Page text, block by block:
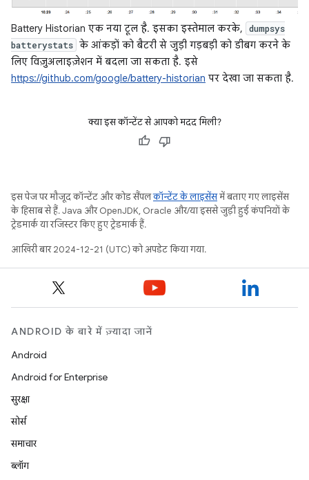
Battery Historian एक नया टूल है. इसका इस्तेमाल करके,
dumpsys
batterystats के आंकड़ों को बैटरी से जुड़ी गड़बड़ी को डीबग करने के
लिए विज़ुअलाइज़ेशन में बदला जा सकता है. इसे
https://github.com/google/battery-historian पर देखा जा सकता है.
क्या इस कॉन्टेंट से आपको मदद मिली?
इस पेज पर मौजूद कॉन्टेंट और कोड सैंपलकॉन्टेंट के लाइसेंसमें बताए गए लाइसेंस
के हिसाब से हैं. Java और OpenJDK, Oracle और/या इससे जुड़ी हुई कंपनियों के
ट्रेडमार्क या रजिस्टर किए हुए ट्रेडमार्क हैं.
आखिरी बार 2024-12-21 (UTC) को अपडेट किया गया.
ANDROID के बारे में ज़्यादा जानें
Android
Android for Enterprise
सुरक्षा
सोर्स
समाचार
ब्लॉग